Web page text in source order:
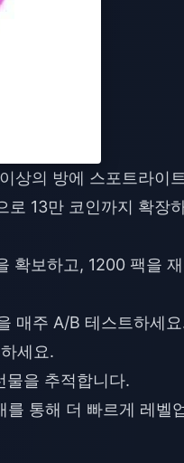
상의 방에 스포트라이
13만 코인까지 확장
확보하고, 1200 팩을
매주 A/B 테스트하세
세요.
물을 추적합니다.
를 통해 더 빠르게 레벨